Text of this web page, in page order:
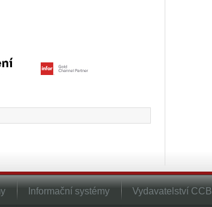
Informační systémy Vydavatelství CCB